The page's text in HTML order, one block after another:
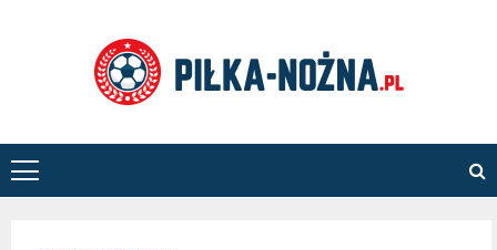
Piłka
Nożna